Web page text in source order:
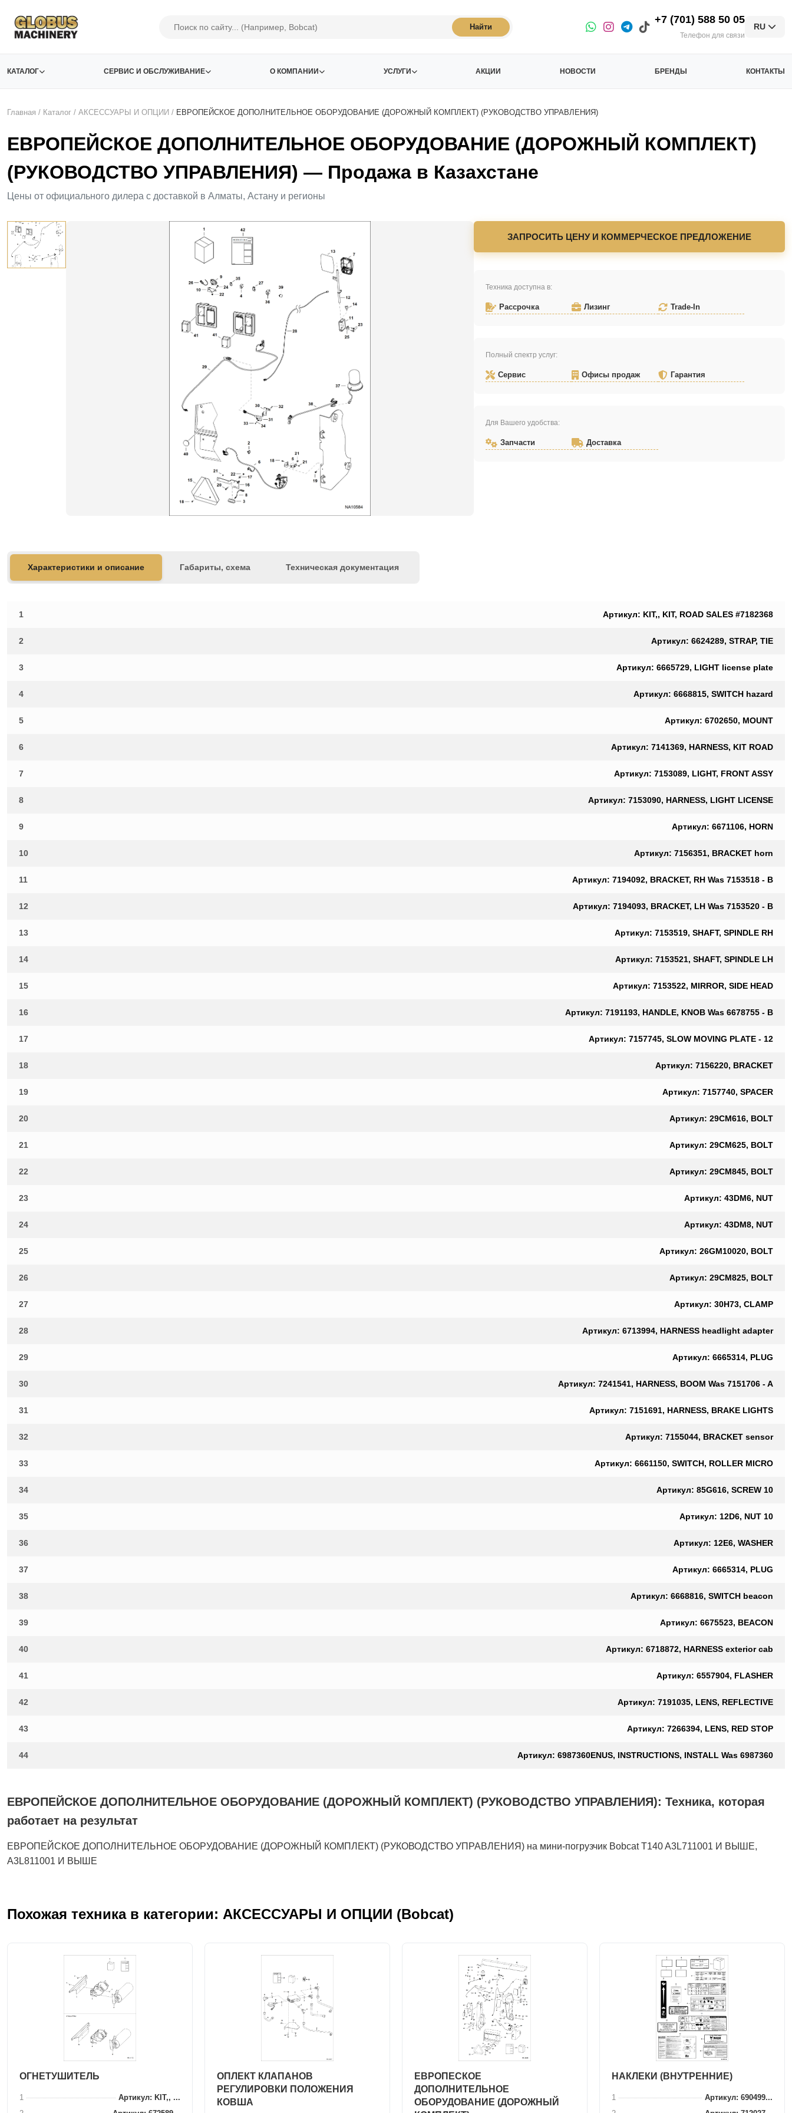
Найти
+7 (701) 588 50 05
Телефон для связи
RU
КАТАЛОГ СЕРВИС И ОБСЛУЖИВАНИЕ О КОМПАНИИ УСЛУГИ АКЦИИ НОВОСТИ БРЕНДЫ КОНТАКТЫ
Главная / Каталог / АКСЕСCУАРЫ И ОПЦИИ / ЕВРОПЕЙСКОЕ ДОПОЛНИТЕЛЬНОЕ ОБОРУДОВАНИЕ (ДОРОЖНЫЙ КОМПЛЕКТ) (РУКОВОДСТВО УПРАВЛЕНИЯ)
ЕВРОПЕЙСКОЕ ДОПОЛНИТЕЛЬНОЕ ОБОРУДОВАНИЕ (ДОРОЖНЫЙ КОМПЛЕКТ)
(РУКОВОДСТВО УПРАВЛЕНИЯ) — Продажа в Казахстане
Цены от официального дилера с доставкой в Алматы, Астану и регионы
ЗАПРОСИТЬ ЦЕНУ И КОММЕРЧЕСКОЕ ПРЕДЛОЖЕНИЕ
Техника доступна в:
Рассрочка Лизинг Trade-In
Полный спектр услуг:
Сервис Офисы продаж Гарантия
Для Вашего удобства:
Запчасти Доставка
Характеристики и описание Габариты, схема Техническая документация
1 Артикул: KIT,, KIT, ROAD SALES #7182368
2 Артикул: 6624289, STRAP, TIE
3 Артикул: 6665729, LIGHT license plate
4 Артикул: 6668815, SWITCH hazard
5 Артикул: 6702650, MOUNT
6 Артикул: 7141369, HARNESS, KIT ROAD
7 Артикул: 7153089, LIGHT, FRONT ASSY
8 Артикул: 7153090, HARNESS, LIGHT LICENSE
9 Артикул: 6671106, HORN
10 Артикул: 7156351, BRACKET horn
11 Артикул: 7194092, BRACKET, RH Was 7153518 - B
12 Артикул: 7194093, BRACKET, LH Was 7153520 - B
13 Артикул: 7153519, SHAFT, SPINDLE RH
14 Артикул: 7153521, SHAFT, SPINDLE LH
15 Артикул: 7153522, MIRROR, SIDE HEAD
16 Артикул: 7191193, HANDLE, KNOB Was 6678755 - B
17 Артикул: 7157745, SLOW MOVING PLATE - 12
18 Артикул: 7156220, BRACKET
19 Артикул: 7157740, SPACER
20 Артикул: 29CM616, BOLT
21 Артикул: 29CM625, BOLT
22 Артикул: 29CM845, BOLT
23 Артикул: 43DM6, NUT
24 Артикул: 43DM8, NUT
25 Артикул: 26GM10020, BOLT
26 Артикул: 29CM825, BOLT
27 Артикул: 30H73, CLAMP
28 Артикул: 6713994, HARNESS headlight adapter
29 Артикул: 6665314, PLUG
30 Артикул: 7241541, HARNESS, BOOM Was 7151706 - A
31 Артикул: 7151691, HARNESS, BRAKE LIGHTS
32 Артикул: 7155044, BRACKET sensor
33 Артикул: 6661150, SWITCH, ROLLER MICRO
34 Артикул: 85G616, SCREW 10
35 Артикул: 12D6, NUT 10
36 Артикул: 12E6, WASHER
37 Артикул: 6665314, PLUG
38 Артикул: 6668816, SWITCH beacon
39 Артикул: 6675523, BEACON
40 Артикул: 6718872, HARNESS exterior cab
41 Артикул: 6557904, FLASHER
42 Артикул: 7191035, LENS, REFLECTIVE
43 Артикул: 7266394, LENS, RED STOP
44 Артикул: 6987360ENUS, INSTRUCTIONS, INSTALL Was 6987360
ЕВРОПЕЙСКОЕ ДОПОЛНИТЕЛЬНОЕ ОБОРУДОВАНИЕ (ДОРОЖНЫЙ КОМПЛЕКТ) (РУКОВОДСТВО УПРАВЛЕНИЯ): Техника, которая
работает на результат
ЕВРОПЕЙСКОЕ ДОПОЛНИТЕЛЬНОЕ ОБОРУДОВАНИЕ (ДОРОЖНЫЙ КОМПЛЕКТ) (РУКОВОДСТВО УПРАВЛЕНИЯ) на мини-погрузчик Bobcat T140 A3L711001 И ВЫШЕ,
A3L811001 И ВЫШЕ
Похожая техника в категории: АКСЕСCУАРЫ И ОПЦИИ (Bobcat)
ОГНЕТУШИТЕЛЬ
1
Артикул: KIT,, ...
ОПЛЕКТ КЛАПАНОВ
РЕГУЛИРОВКИ ПОЛОЖЕНИЯ
КОВША
ЕВРОПЕСКОЕ
ДОПОЛНИТЕЛЬНОЕ
ОБОРУДОВАНИЕ (ДОРОЖНЫЙ
НАКЛЕКИ (ВНУТРЕННИЕ)
1
Артикул: 690499...